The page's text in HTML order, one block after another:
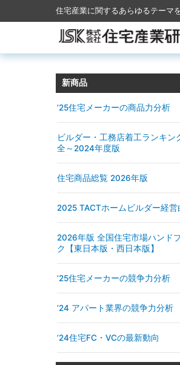
住宅産業に関するあらゆるテーマ
コンテンツに移動
新商品
’25住宅メーカーの商品力分析
ビルダー・工務店着工ランキン
全～2024年度版
住宅商品総覧 2026年版
2025 TACTホームビルダー経営
2026年版 全国住宅市場ハンド
ク【東日本版・西日本版】
’25住宅メーカーの競争力分析
’24 アパート業界の競争力分析
’24住宅FC・VCの最新動向